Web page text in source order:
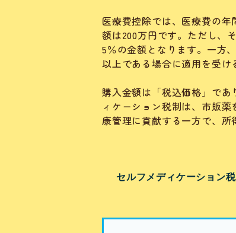
医療費控除では、医療費の
額は200万円です。ただし、
5％の金額となります。一方
以上である場合に適用を受け
購入金額は「税込価格」で
ィケーション税制は、市販
康管理に貢献する一方で、所
セルフメディケーション